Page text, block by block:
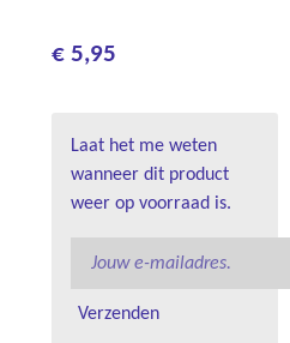
€ 5,95
Laat het me weten
wanneer dit product
weer op voorraad is.
Verzenden